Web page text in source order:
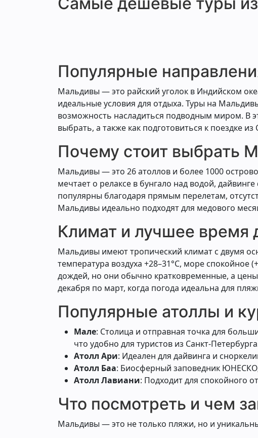
Популярные
Мальдивы — это райский уголок в Индийском
идеальные условия для отдыха. Туры на
возможность насладиться подводным миром. В
выбрать, а также как подготовиться к поездке из
Почему стоит выбрать
Мальдивы — это 26 атоллов и более 1000
мечтает о релаксе в бунгало над водой,
популярны благодаря прямым перелетам,
Мальдивы идеально подходят для медового
Климат и лучшее время
Мальдивы имеют тропический климат с двумя
температура воздуха +28–31°C, море спокойное
дождей, но они обычно кратковременные, а
декабря по март, когда погода идеальна для
Популярные атоллы и
Мале: Столица и отправная точка для
что удобно для туристов из Санкт-
Атолл Ари: Идеален для дайвинга и
Атолл Баа: Биосферный заповедник
Атолл Лавиани: Подходит для спокойного
Что посмотреть и чем
Мальдивы — это не только пляжи, но и